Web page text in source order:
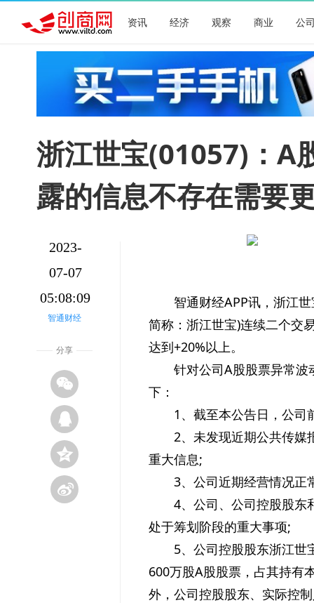
资讯 经济 观察 商业 公
浙江世宝(01057)：A
露的信息不存在需要
2023-
07-07
05:08:09
智通财经
分享
智通财经APP讯，浙江
简称：浙江世宝)连续二个交
达到+20%以上。
针对公司A股股票异常
下：
1、截至本公告日，公司
2、未发现近期公共传媒
重大信息;
3、公司近期经营情况正
4、公司、公司控股股东
处于筹划阶段的重大事项;
5、公司控股股东浙江世
600万股A股股票，占其持有
外，公司控股股东、实际控